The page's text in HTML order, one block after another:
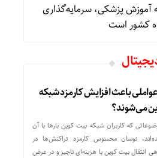
پزشکی، سرمایه‌گذاری
کشور است
باعث افزایش کارمزد شبکه
می‌شوند؟
که کاربران شبکه بیت کوین بارها با آن
نوسان محسوس کارمزد تراکنش‌ها در
انتقال بیت کوین با هزینه‌ای ناچیز و در عرض